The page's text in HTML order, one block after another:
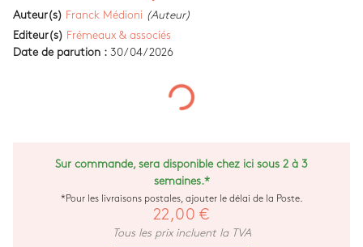
Auteur(s) Franck Médioni (Auteur)
Editeur(s) Frémeaux & associés
Date de parution : 30/04/2026
Sur commande, sera disponible chez ici sous 2 à 3
semaines.*
*Pour les livraisons postales, ajouter le délai de la Poste.
22,00 €
Tous les prix incluent la TVA